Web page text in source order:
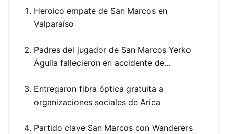
Heroico empate de San Marcos en
Valparaíso
Padres del jugador de San Marcos Yerko
Águila fallecieron en accidente de…
Entregaron fibra óptica gratuita a
organizaciones sociales de Arica
Partido clave San Marcos con Wanderers